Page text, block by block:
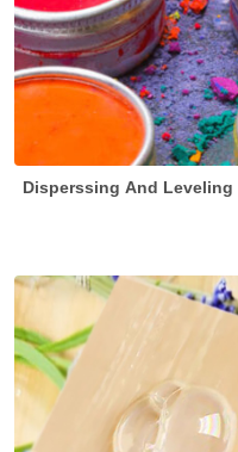
دیسپرس کننده و یکنواخت کننده ها ( Disperssing And Leveling